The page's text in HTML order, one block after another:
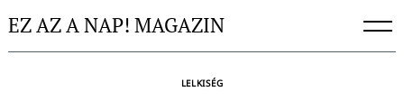
toEZ AZ A NAP! MAGAZIN
LELKISÉG